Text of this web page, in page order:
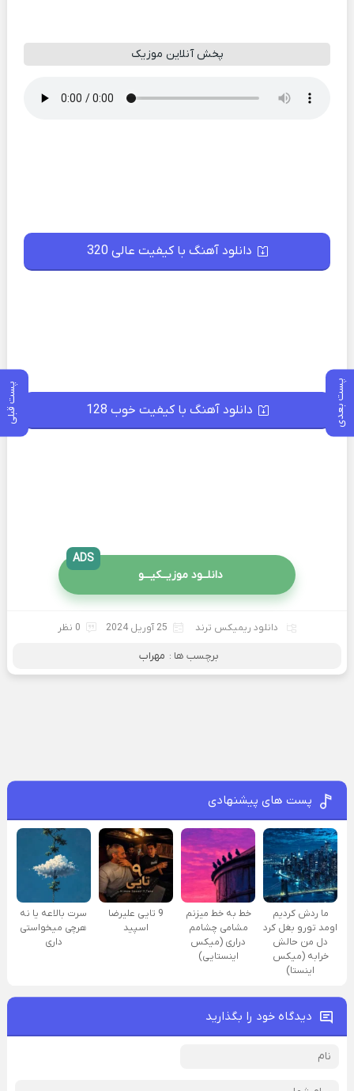
پست بعدی پست قبلی
پخش آنلاین موزیک
دانلود آهنگ با کیفیت عالی 320
دانلود آهنگ با کیفیت خوب 128
دانلــود موزیــکیـــو
ADS
دانلود ریمیکس ترند 25 آوریل 2024 0 نظر
برچسب ها : مهراب
پست های پیشنهادی
ما ردش کردیم
اومد تورو بغل کرد
دل من حالش
خرابه (میکس
اینستا)
خط به خط میزنم
مشامی چشامم
دراری (میکس
اینستایی)
9 تایی علیرضا
اسپید
سرت بالاعه یا نه
هرچی میخواستی
داری
دیدگاه خود را بگذارید